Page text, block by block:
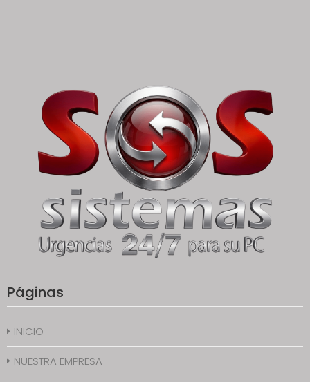
Páginas
INICIO
NUESTRA EMPRESA